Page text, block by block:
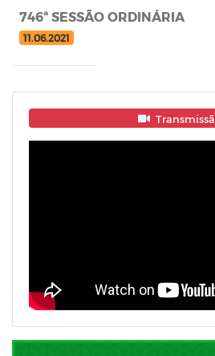
746ª SESSÃO ORDINÁRIA
11.06.2021